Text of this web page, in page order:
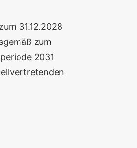
31.12.2028
zum
2031